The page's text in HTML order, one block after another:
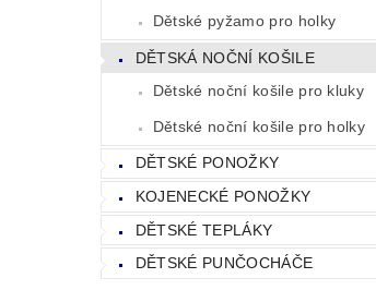
Dětské pyžamo pro holky
DĚTSKÁ NOČNÍ KOŠILE
Dětské noční košile pro kluky
Dětské noční košile pro holky
DĚTSKÉ PONOŽKY
KOJENECKÉ PONOŽKY
DĚTSKÉ TEPLÁKY
DĚTSKÉ PUNČOCHÁČE